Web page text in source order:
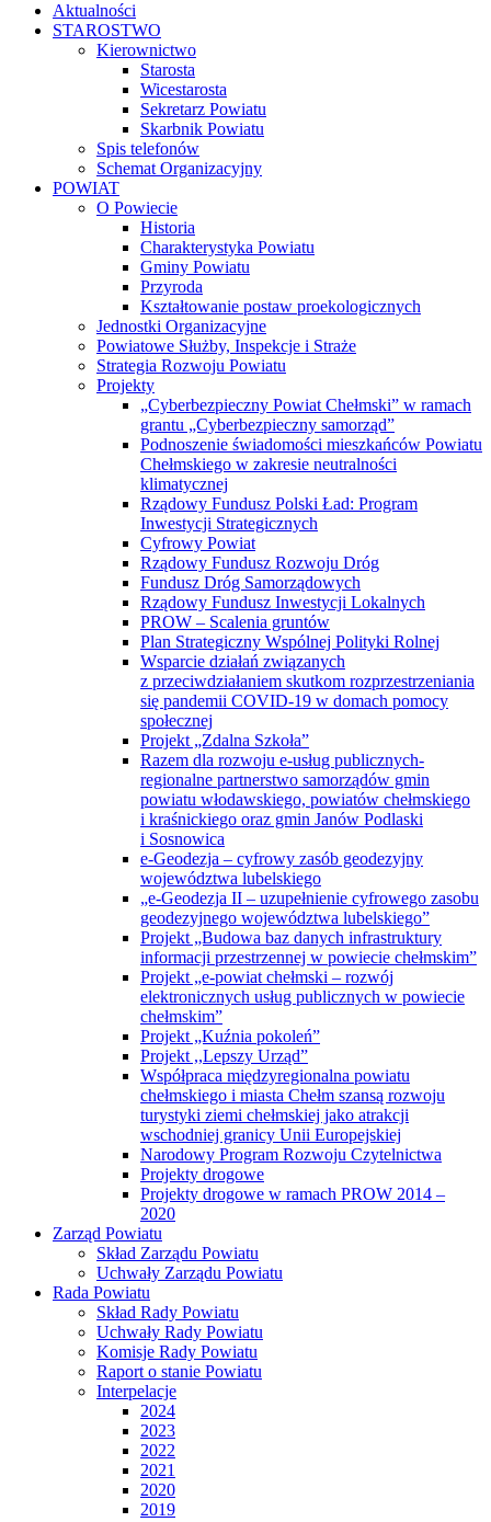
Aktualności
STAROSTWO
Kierownictwo
Starosta
Wicestarosta
Sekretarz Powiatu
Skarbnik Powiatu
Spis telefonów
Schemat Organizacyjny
POWIAT
O Powiecie
Historia
Charakterystyka Powiatu
Gminy Powiatu
Przyroda
Kształtowanie postaw proekologicznych
Jednostki Organizacyjne
Powiatowe Służby, Inspekcje i Straże
Strategia Rozwoju Powiatu
Projekty
„Cyberbezpieczny Powiat Chełmski” w ramach
grantu „Cyberbezpieczny samorząd”
Podnoszenie świadomości mieszkańców Powiatu
Chełmskiego w zakresie neutralności
klimatycznej
Rządowy Fundusz Polski Ład: Program
Inwestycji Strategicznych
Cyfrowy Powiat
Rządowy Fundusz Rozwoju Dróg
Fundusz Dróg Samorządowych
Rządowy Fundusz Inwestycji Lokalnych
PROW – Scalenia gruntów
Plan Strategiczny Wspólnej Polityki Rolnej
Wsparcie działań związanych
z przeciwdziałaniem skutkom rozprzestrzeniania
się pandemii COVID-19 w domach pomocy
społecznej
Projekt „Zdalna Szkoła”
Razem dla rozwoju e-usług publicznych-
regionalne partnerstwo samorządów gmin
powiatu włodawskiego, powiatów chełmskiego
i kraśnickiego oraz gmin Janów Podlaski
i Sosnowica
e-Geodezja – cyfrowy zasób geodezyjny
województwa lubelskiego
„e-Geodezja II – uzupełnienie cyfrowego zasobu
geodezyjnego województwa lubelskiego”
Projekt „Budowa baz danych infrastruktury
informacji przestrzennej w powiecie chełmskim”
Projekt „e-powiat chełmski – rozwój
elektronicznych usług publicznych w powiecie
chełmskim”
Projekt „Kuźnia pokoleń”
Projekt ,,Lepszy Urząd”
Współpraca międzyregionalna powiatu
chełmskiego i miasta Chełm szansą rozwoju
turystyki ziemi chełmskiej jako atrakcji
wschodniej granicy Unii Europejskiej
Narodowy Program Rozwoju Czytelnictwa
Projekty drogowe
Projekty drogowe w ramach PROW 2014 –
2020
Zarząd Powiatu
Skład Zarządu Powiatu
Uchwały Zarządu Powiatu
Rada Powiatu
Skład Rady Powiatu
Uchwały Rady Powiatu
Komisje Rady Powiatu
Raport o stanie Powiatu
Interpelacje
2024
2023
2022
2021
2020
2019